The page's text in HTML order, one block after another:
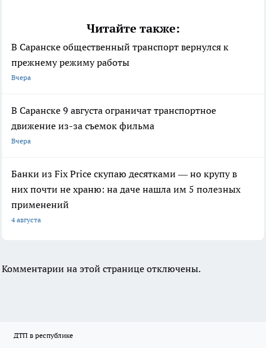
Читайте также:
В Саранске общественный транспорт вернулся к
прежнему режиму работы
Вчера
В Саранске 9 августа ограничат транспортное
движение из-за съемок фильма
Вчера
Банки из Fix Price скупаю десятками — но крупу в
них почти не храню: на даче нашла им 5 полезных
применений
4 августа
Комментарии на этой странице отключены.
ДТП в республике